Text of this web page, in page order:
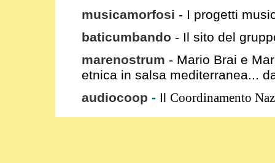
musicamorfosi - I progetti
baticumbando - Il sito del
marenostrum - Mario Brai e
etnica in salsa mediterranea...
audiocoop - Il Coordinamento